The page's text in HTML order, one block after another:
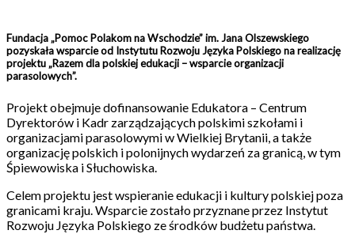
Fundacja „Pomoc Polakom na Wschodzie” im. Jana Olszewskiego
pozyskała wsparcie od Instytutu Rozwoju Języka Polskiego na realizację
projektu „Razem dla polskiej edukacji – wsparcie organizacji
parasolowych”.
Projekt obejmuje dofinansowanie Edukatora – Centrum
Dyrektorów i Kadr zarządzających polskimi szkołami i
organizacjami parasolowymi w Wielkiej Brytanii, a także
organizację polskich i polonijnych wydarzeń za granicą, w tym
Śpiewowiska i Słuchowiska.
Celem projektu jest wspieranie edukacji i kultury polskiej poza
granicami kraju. Wsparcie zostało przyznane przez Instytut
Rozwoju Języka Polskiego ze środków budżetu państwa.